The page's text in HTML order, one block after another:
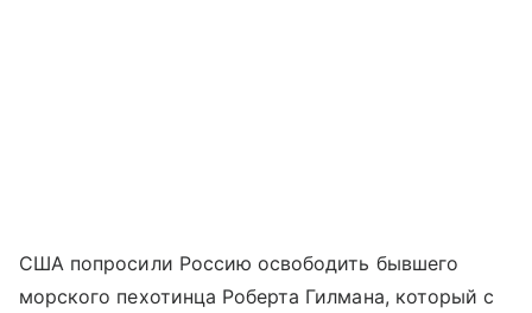
США попросили Россию освободить бывшего
морского пехотинца Роберта Гилмана, который с